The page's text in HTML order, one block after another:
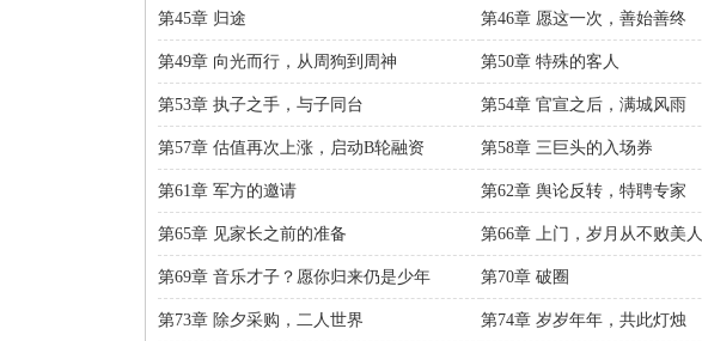
第45章 归途 第46章 愿这一次，善始善终
第49章 向光而行，从周狗到周神 第50章 特殊的客人
第53章 执子之手，与子同台 第54章 官宣之后，满城风雨
第57章 估值再次上涨，启动B轮融资 第58章 三巨头的入场券
第61章 军方的邀请 第62章 舆论反转，特聘专家
第65章 见家长之前的准备 第66章 上门，岁月从不败美人
第69章 音乐才子？愿你归来仍是少年 第70章 破圈
第73章 除夕采购，二人世界 第74章 岁岁年年，共此灯烛